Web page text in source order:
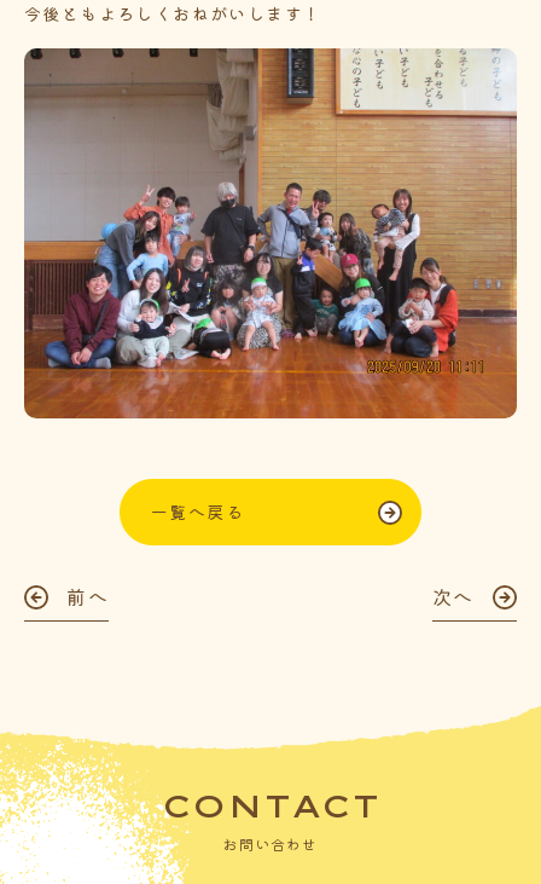
今後ともよろしくおねがいします！
一覧へ戻る
前へ 次へ
CONTACT
お問い合わせ